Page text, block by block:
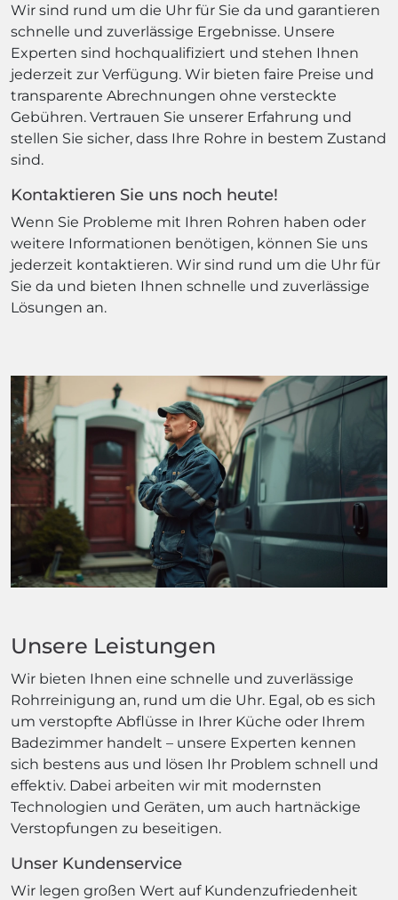
Wir sind rund um die Uhr für Sie da und garantieren
schnelle und zuverlässige Ergebnisse. Unsere
Experten sind hochqualifiziert und stehen Ihnen
jederzeit zur Verfügung. Wir bieten faire Preise und
transparente Abrechnungen ohne versteckte
Gebühren. Vertrauen Sie unserer Erfahrung und
stellen Sie sicher, dass Ihre Rohre in bestem Zustand
sind.
Kontaktieren Sie uns noch heute!
Wenn Sie Probleme mit Ihren Rohren haben oder
weitere Informationen benötigen, können Sie uns
jederzeit kontaktieren. Wir sind rund um die Uhr für
Sie da und bieten Ihnen schnelle und zuverlässige
Lösungen an.
Unsere Leistungen
Wir bieten Ihnen eine schnelle und zuverlässige
Rohrreinigung an, rund um die Uhr. Egal, ob es sich
um verstopfte Abflüsse in Ihrer Küche oder Ihrem
Badezimmer handelt – unsere Experten kennen
sich bestens aus und lösen Ihr Problem schnell und
effektiv. Dabei arbeiten wir mit modernsten
Technologien und Geräten, um auch hartnäckige
Verstopfungen zu beseitigen.
Unser Kundenservice
Wir legen großen Wert auf Kundenzufriedenheit